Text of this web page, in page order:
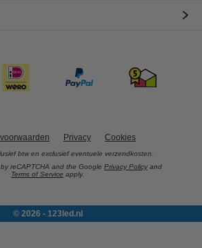
Privacy Cookies
btw en exclusief eventuele verzendkosten.
reCAPTCHA and the Google Privacy Policy and
Terms of Service apply.
© 2026 - 123led.nl